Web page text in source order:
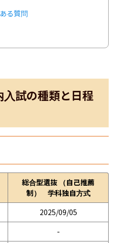
る質問
試の種類と日程
総合型選抜 （自己推薦
制） 学科独自方式
2025/09/05
-